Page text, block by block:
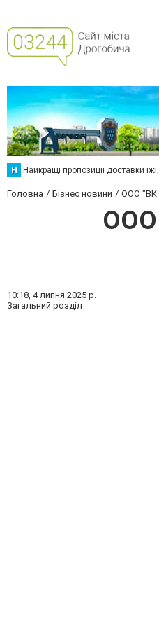
Н Найкращі пропозиції доставки
Головна Бізнес новини ООО "ВК
ООО
10:18, 4 липня 2025 р.
Загальний розділ